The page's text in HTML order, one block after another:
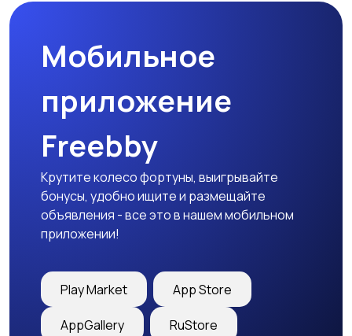
Тренажеры и фитнес Спортивное питание
Другое
Мобильное
приложение
Freebby
Крутите колесо фортуны, выигрывайте
бонусы, удобно ищите и размещайте
объявления - все это в нашем мобильном
приложении!
Play Market App Store
AppGallery RuStore